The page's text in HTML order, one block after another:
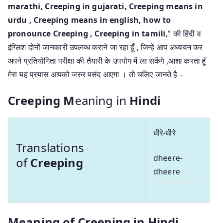
marathi, Creeping in gujarati, Creeping means in
urdu , Creeping means in english, how to
pronounce Creeping , Creeping in tamili,” की हिंदी व
इंग्लिश दोनों जानकारी उपलब्ध कराने जा रहा हूँ , जिन्हे आप अध्ययन कर
अपने प्रतियोगिता परीक्षा की तैयारी के उपयोग में ला सकेंगे ,आशा करता हूँ
मेरा यह प्रयास आपको जरुर पसंद आएगा । तो चलिए जानते है –
Creeping Meaning in Hindi
Translations
ofCreeping
धीरे-धीरे
dheere-
dheere